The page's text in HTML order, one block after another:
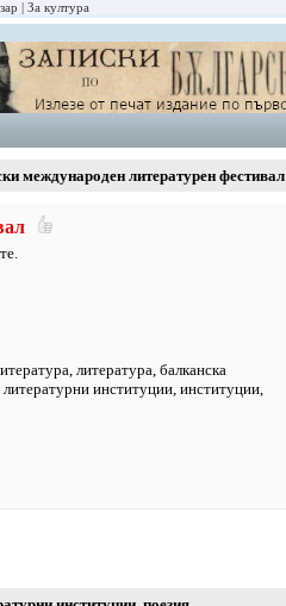
За култура
международен литературен фестивал
, литература, балканска
литературни институции, институции,